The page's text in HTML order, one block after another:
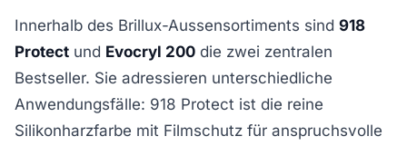
Innerhalb des Brillux-Aussensortiments sind 918
Protect und Evocryl 200 die zwei zentralen
Bestseller. Sie adressieren unterschiedliche
Anwendungsfälle: 918 Protect ist die reine
Silikonharzfarbe mit Filmschutz für anspruchsvolle